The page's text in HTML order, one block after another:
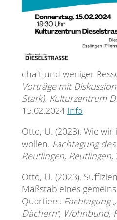
chaft und weniger
Vorträge mit
Stark). Kulturzentrum
15.02.2024 Info
Otto, U. (2023). Wie
wollen. Fachtagung
Reutlingen, Reutlingen,
Otto, U. (2023).
Maßstab eines
Quartiers. Fachtagung
Dächern“, Wohnbund,